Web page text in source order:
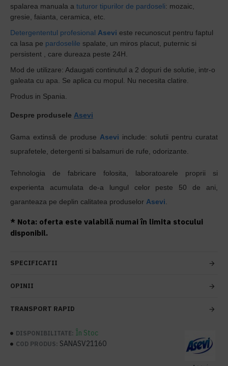
spalarea manuala a tuturor tipurilor de pardoseli: mozaic,
gresie, faianta, ceramica, etc.
Detergententul profesional Asevi este recunoscut pentru faptul
ca lasa pe pardoselile spalate, un miros placut, puternic si
persistent , care dureaza peste 24H.
Mod de utilizare: Adaugati continutul a 2 dopuri de solutie, intr-o
galeata cu apa. Se aplica cu mopul. Nu necesita clatire.
Produs in Spania.
Despre produsele Asevi
Gama extinsă de produse Asevi include: solutii pentru curatat
suprafetele, detergenti si balsamuri de rufe, odorizante
Tehnologia de fabricare folosita, laboratoarele proprii si
experienta acumulata de-a lungul celor peste 50 de ani,
garanteaza pe deplin calitatea produselor Asevi
* Nota: oferta este valabilă numai în limita stocului
disponibil.
SPECIFICATII
OPINII
TRANSPORT RAPID
DISPONIBILITATE: În Stoc
COD PRODUS: SANASV21160